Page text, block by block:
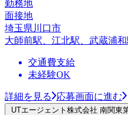
勤務地
面接地
埼玉県川口市
大師前駅、江北駅、武蔵浦和
交通費支給
未経験OK
詳細を見る 応募画面に進む
UTエージェント株式会社 南関東